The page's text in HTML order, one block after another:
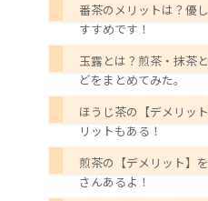
番茶のメリットは？優
すすめです！
玉露とは？煎茶・抹茶
どをまとめてみた。
ほうじ茶の【デメリッ
リットもある！
煎茶の【デメリット】
さんあるよ！